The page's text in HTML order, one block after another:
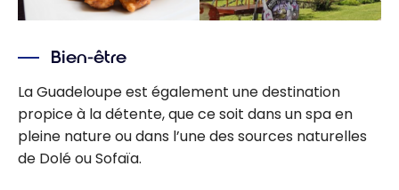
Bien-être
La Guadeloupe est également une destination
propice à la détente, que ce soit dans un spa en
pleine nature ou dans l’une des sources naturelles
de Dolé ou Sofaïa.